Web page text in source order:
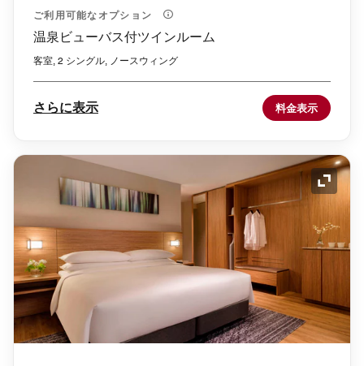
ご利用可能なオプション
温泉ビューバス付ツインルーム
客室, 2 シングル, ノースウィング
さらに表示 料金表示
アイ